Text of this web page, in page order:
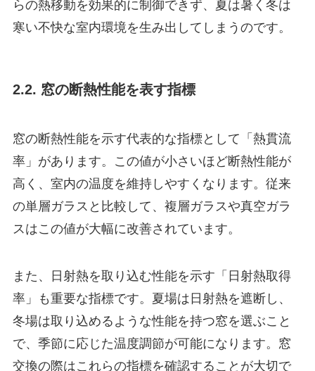
らの熱移動を効果的に制御できず、夏は暑く冬は
寒い不快な室内環境を生み出してしまうのです。
2.2. 窓の断熱性能を表す指標
窓の断熱性能を示す代表的な指標として「熱貫流
率」があります。この値が小さいほど断熱性能が
高く、室内の温度を維持しやすくなります。従来
の単層ガラスと比較して、複層ガラスや真空ガラ
スはこの値が大幅に改善されています。
また、日射熱を取り込む性能を示す「日射熱取得
率」も重要な指標です。夏場は日射熱を遮断し、
冬場は取り込めるような性能を持つ窓を選ぶこと
で、季節に応じた温度調節が可能になります。窓
交換の際はこれらの指標を確認することが大切で